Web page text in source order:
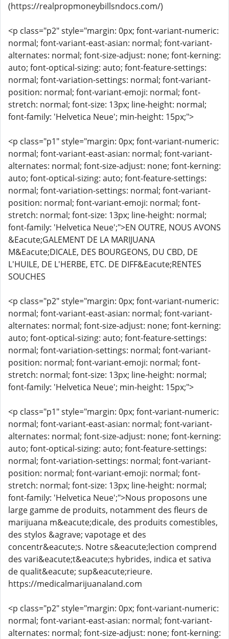
(https://realpropmoneybillsndocs.com/)
<p class="p2" style="margin: 0px; font-variant-numeric:
normal; font-variant-east-asian: normal; font-variant-
alternates: normal; font-size-adjust: none; font-kerning:
auto; font-optical-sizing: auto; font-feature-settings:
normal; font-variation-settings: normal; font-variant-
position: normal; font-variant-emoji: normal; font-
stretch: normal; font-size: 13px; line-height: normal;
font-family: 'Helvetica Neue'; min-height: 15px;">
<p class="p1" style="margin: 0px; font-variant-numeric:
normal; font-variant-east-asian: normal; font-variant-
alternates: normal; font-size-adjust: none; font-kerning:
auto; font-optical-sizing: auto; font-feature-settings:
normal; font-variation-settings: normal; font-variant-
position: normal; font-variant-emoji: normal; font-
stretch: normal; font-size: 13px; line-height: normal;
font-family: 'Helvetica Neue';">EN OUTRE, NOUS AVONS
&Eacute;GALEMENT DE LA MARIJUANA
M&Eacute;DICALE, DES BOURGEONS, DU CBD, DE
L'HUILE, DE L'HERBE, ETC. DE DIFF&Eacute;RENTES
SOUCHES
<p class="p2" style="margin: 0px; font-variant-numeric:
normal; font-variant-east-asian: normal; font-variant-
alternates: normal; font-size-adjust: none; font-kerning:
auto; font-optical-sizing: auto; font-feature-settings:
normal; font-variation-settings: normal; font-variant-
position: normal; font-variant-emoji: normal; font-
stretch: normal; font-size: 13px; line-height: normal;
font-family: 'Helvetica Neue'; min-height: 15px;">
<p class="p1" style="margin: 0px; font-variant-numeric:
normal; font-variant-east-asian: normal; font-variant-
alternates: normal; font-size-adjust: none; font-kerning:
auto; font-optical-sizing: auto; font-feature-settings:
normal; font-variation-settings: normal; font-variant-
position: normal; font-variant-emoji: normal; font-
stretch: normal; font-size: 13px; line-height: normal;
font-family: 'Helvetica Neue';">Nous proposons une
large gamme de produits, notamment des fleurs de
marijuana m&eacute;dicale, des produits comestibles,
des stylos &agrave; vapotage et des
concentr&eacute;s. Notre s&eacute;lection comprend
des vari&eacute;t&eacute;s hybrides, indica et sativa
de qualit&eacute; sup&eacute;rieure.
https://medicalmarijuanaland.com
<p class="p2" style="margin: 0px; font-variant-numeric:
normal; font-variant-east-asian: normal; font-variant-
alternates: normal; font-size-adjust: none; font-kerning: